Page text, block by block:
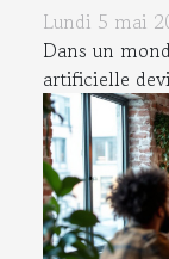
Lundi 5 mai
Dans un
artificielle